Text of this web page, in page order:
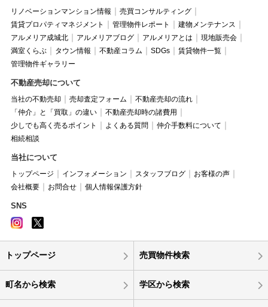
リノベーションマンション情報
売買コンサルティング
賃貸プロパティマネジメント
管理物件レポート
建物メンテナンス
アルメリア成城北
アルメリアブログ アルメリアとは
現地販売会
満室くらぶ
タウン情報 不動産コラム SDGs
賃貸物件一覧
管理物件ギャラリー
不動産売却について
当社の不動売却 売却査定フォーム
不動産売却の流れ
「仲介」と「買取」の違い
不動産売却時の諸費用
少しでも高く売るポイント
よくある質問
仲介手数料について
相続相談
当社について
トップページ インフォメーション スタッフブログ
お客様の声
会社概要
お問合せ 個人情報保護方針
SNS
トップページ 売買物件検索
町名から検索 学区から検索